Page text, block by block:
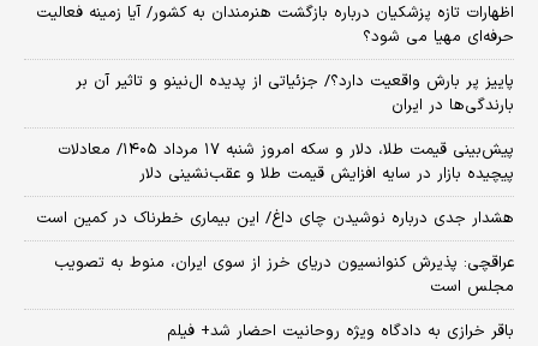
اظهارات تازه پزشکیان درباره بازگشت هنرمندان به کشور/ آیا زمینه فعالیت
حرفه‌ای مهیا می شود؟
پاییز پر بارش واقعیت دارد؟/ جزئیاتی از پدیده ال‌نینو و تاثیر آن بر
بارندگی‌ها در ایران
پیش‌بینی قیمت طلا، دلار و سکه امروز شنبه ۱۷ مرداد ۱۴۰۵/ معادلات
پیچیده بازار در سایه افزایش قیمت طلا و عقب‌نشینی دلار
هشدار جدی درباره نوشیدن چای داغ/ این بیماری خطرناک در کمین است
عراقچی: پذیرش کنوانسیون دریای خرز از سوی ایران، منوط به تصویب
مجلس است
باقر خرازی به دادگاه ویژه روحانیت احضار شد+ فیلم